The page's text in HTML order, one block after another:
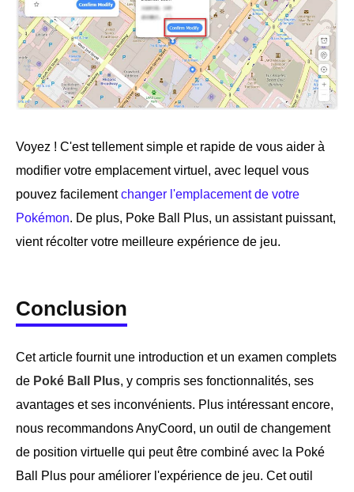
Voyez ! C'est tellement simple et rapide de vous aider à
modifier votre emplacement virtuel, avec lequel vous
pouvez facilementchanger l'emplacement de votre
Pokémon. De plus, Poke Ball Plus, un assistant puissant,
vient récolter votre meilleure expérience de jeu.
Conclusion
Cet article fournit une introduction et un examen complets
de Poké Ball Plus, y compris ses fonctionnalités, ses
avantages et ses inconvénients. Plus intéressant encore,
nous recommandons AnyCoord, un outil de changement
de position virtuelle qui peut être combiné avec la Poké
Ball Plus pour améliorer l'expérience de jeu. Cet outil